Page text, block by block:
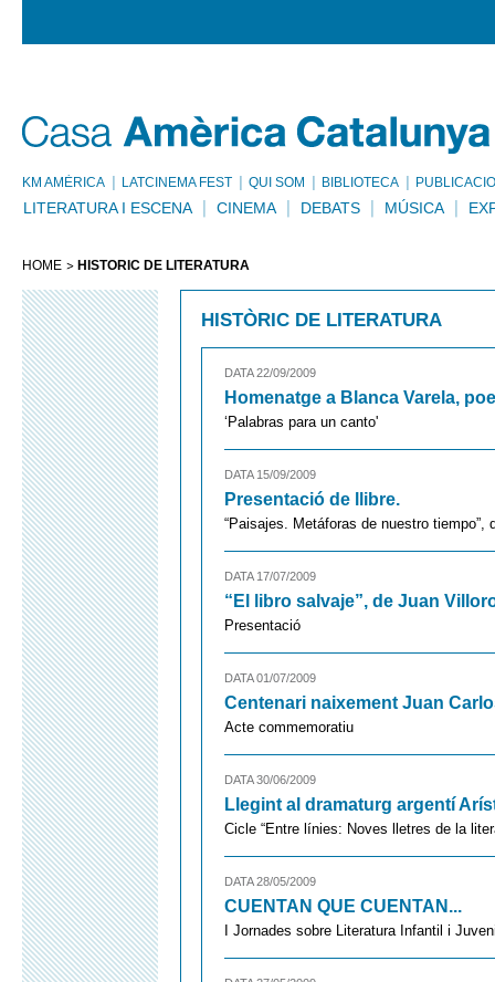
KM AMÈRICA LATCINEMA FEST QUI SOM BIBLIOTECA
LITERATURA I ESCENA CINEMA DEBATS MÚSICA
HOME HISTÒRIC DE LITERATURA
HISTÒRIC DE LITERATURA
DATA 22/09/2009
Homenatge a Blanca Varela,
‘Palabras para un canto'
DATA 15/09/2009
Presentació de llibre.
“Paisajes. Metáforas de nuestro tiempo”,
DATA 17/07/2009
“El libro salvaje”, de Juan
Presentació
DATA 01/07/2009
Centenari naixement Juan
Acte commemoratiu
DATA 30/06/2009
Llegint al dramaturg argentí
Cicle “Entre línies: Noves lletres de la
DATA 28/05/2009
CUENTAN QUE CUENTAN...
I Jornades sobre Literatura Infantil i